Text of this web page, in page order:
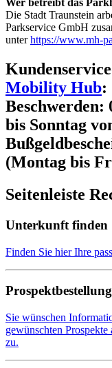
Wer betreibt das
Die Stadt Traunstein
Parkservice GmbH
unterhttps://www.mh-
Mobility Hub:
Beschwerden:
bis Sonntag
(Montag bis
Seitenleiste
Unterkunft finden
Finden Sie hier Ihre
Prospektbestellung
Sie wünschen
gewünschten
zu.